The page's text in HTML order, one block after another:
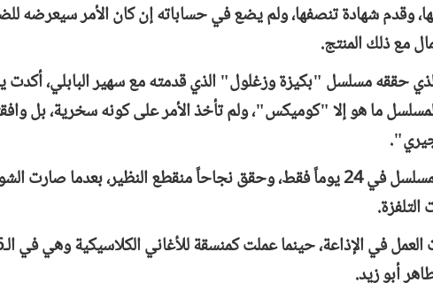
وقدم شهادة تنصفها، ولم يضع في حساباته إن كان الأمر سيعرضه
مع ذلك المنتج.
حققه مسلسل "بكيزة وزغلول" الذي قدمته مع سهير البابلي،
ما هو إلا "كوميكس"، ولم تأخذ الأمر على كونه سخرية، بل
كما أضافت أنه جرى تصوير المسلسل في 24 يوماً فقط، وحقق نجاحاً منقطع النظير، بعدما صارت
أبو زيد.